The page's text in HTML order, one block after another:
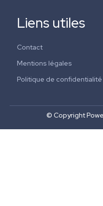
Liens utiles
Contact
Mentions légales
Politique de confidentialité
© Copyright